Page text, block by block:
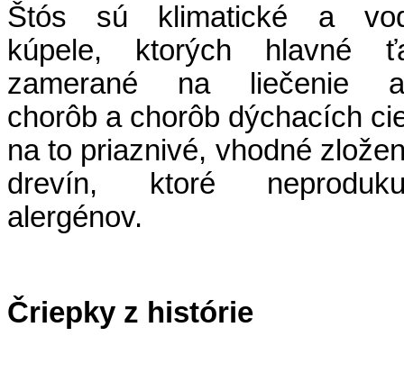
Štós sú klimatické a
kúpele, ktorých hlavné
zamerané na liečenie
chorôb a chorôb dýchacích
na to priaznivé, vhodné
drevín, ktoré
alergénov.
Čriepky z histórie